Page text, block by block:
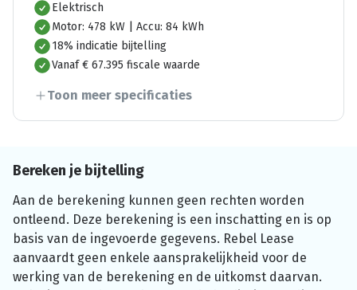
Elektrisch
Motor: 478 kW | Accu: 84 kWh
18% indicatie bijtelling
Vanaf € 67.395 fiscale waarde
Toon meer specificaties
Bereken je bijtelling
Aan de berekening kunnen geen rechten worden
ontleend. Deze berekening is een inschatting en is op
basis van de ingevoerde gegevens. Rebel Lease
aanvaardt geen enkele aansprakelijkheid voor de
werking van de berekening en de uitkomst daarvan.